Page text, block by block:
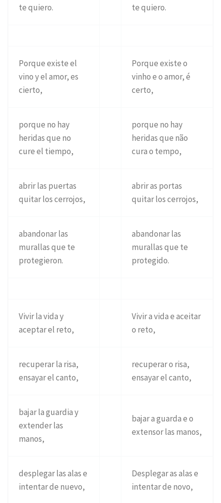
te quiero.
te quiero.
Porque existe el
vino y el amor, es
cierto,
Porque existe o
vinho e o amor, é
certo,
porque no hay
heridas que no
cure el tiempo,
porque no hay
heridas que não
cura o tempo,
abrir las puertas
quitar los cerrojos,
abrir as portas
quitar los cerrojos,
abandonar las
murallas que te
protegieron.
abandonar las
murallas que te
protegido.
Vivir la vida y
aceptar el reto,
Vivir a vida e aceitar
o reto,
recuperar la risa,
ensayar el canto,
recuperar o risa,
ensayar el canto,
bajar la guardia y
extender las
manos,
bajar a guarda e o
extensor las manos,
desplegar las alas e
intentar de nuevo,
Desplegar as alas e
intentar de novo,